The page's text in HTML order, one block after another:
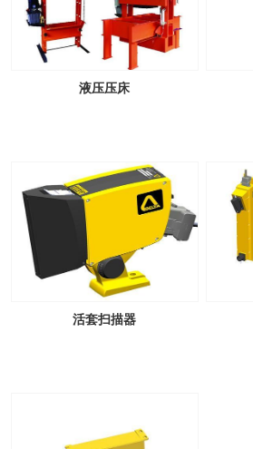
液压压床
活套扫描器